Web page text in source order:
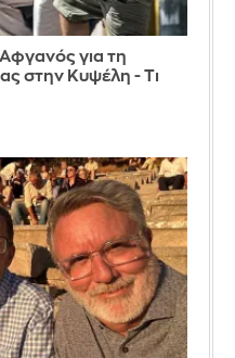
για τη
στην Κυψέλη - Τι